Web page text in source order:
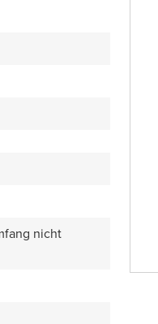
nicht